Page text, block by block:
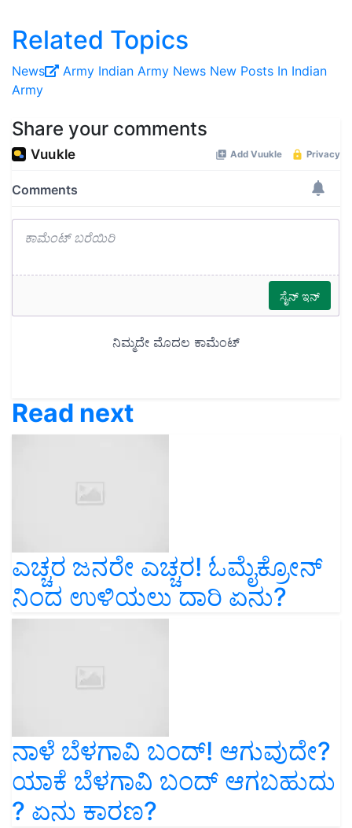
Related Topics
News Army Indian Army News New Posts In Indian
Army
Share your comments
Read next
ಎಚ್ಚರ ಜನರೇ ಎಚ್ಚರ! ಓಮೈಕ್ರೋನ್
ನಿಂದ ಉಳಿಯಲು ದಾರಿ ಏನು?
ನಾಳೆ ಬೆಳಗಾವಿ ಬಂದ್! ಆಗುವುದೇ?
ಯಾಕೆ ಬೆಳಗಾವಿ ಬಂದ್ ಆಗಬಹುದು
? ಏನು ಕಾರಣ?